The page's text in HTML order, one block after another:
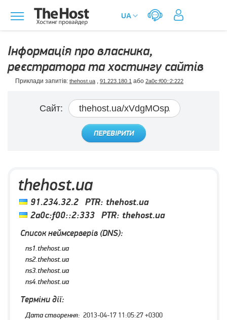
Інформація про власника,
реєстратора та хостингу сайтів
Приклади запитів: thehost.ua , 91.223.180.1 або 2a0c:f00::2:222
Сайт:
ПЕРЕВІРИТИ
thehost.ua
91.234.32.2 PTR: thehost.ua
2a0c:f00::2:333 PTR: thehost.ua
Список неймсерверів (DNS):
ns1.thehost.ua
ns2.thehost.ua
ns3.thehost.ua
ns4.thehost.ua
Терміни дії:
Дата створення: 2013-04-17 11:05:27 +0300